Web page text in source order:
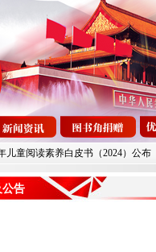
阅读素养白皮书（2024）公布
公告